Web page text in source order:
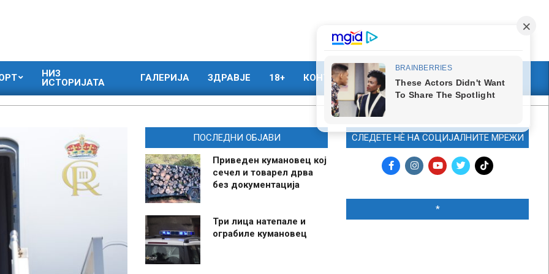
НИЗ
ИСТОРИЈАТА
ГАЛЕРИЈА ЗДРАВЈЕ 18+ КОНТАКТ МАРКЕТИНГ
ПОСЛЕДНИ ОБЈАВИ
Приведен кумановец кој
сечел и товарел дрва
без документација
Три лица натепале и
ограбиле кумановец
СЛЕДЕТЕ НЀ НА СОЦИЈАЛНИТЕ МРЕЖИ
*